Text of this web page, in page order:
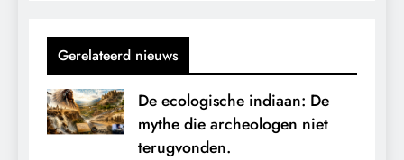
Gerelateerd nieuws
De ecologische indiaan: De
mythe die archeologen niet
terugvonden.